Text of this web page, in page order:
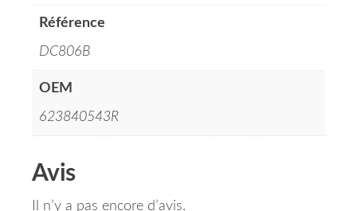
Référence
DC806B
OEM
623840543R
Avis
Il n’y a pas encore d’avis.